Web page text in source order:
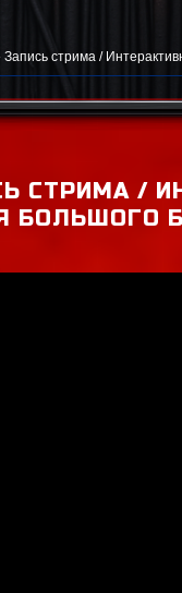
Запись стрима /
СТРИМА /
БОЛЬШОГО